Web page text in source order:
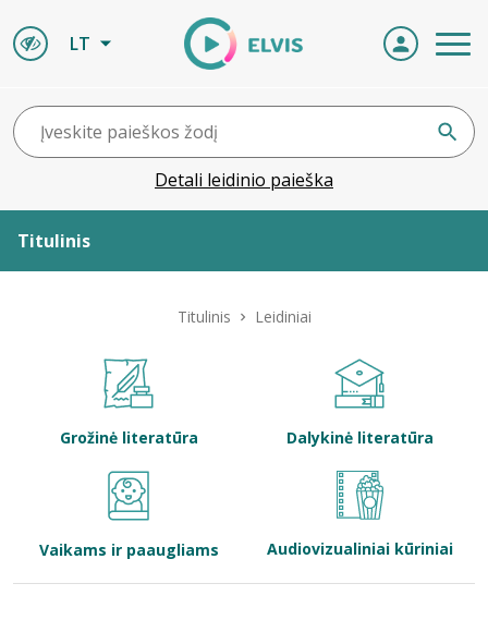
LT
Detali leidinio paieška
Titulinis
Bibliotekoms
Titulinis Leidiniai
Grožinė literatūra Dalykinė literatūra
Vaikams ir paaugliams Audiovizualiniai kūriniai